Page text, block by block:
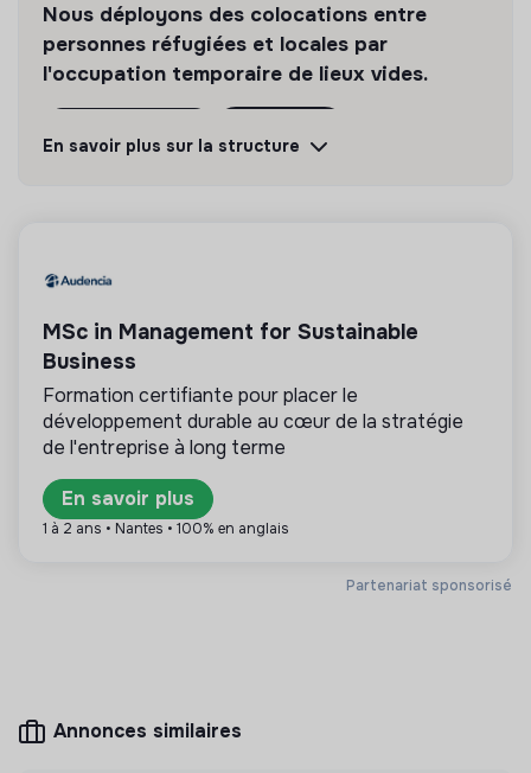
Participation à la production de documents
stratégiques :
modèles hybrides, politiques publiques…
2. Communication opérationnelle & gestion
éditoriale
Animation quotidienne des réseaux sociaux
Création et gestion du planning éditorial.
Rédaction de contenus : interviews, portraits,
Production de visuels, carrousels, vidéos courtes,
3. Production de contenus photo/vidéo & terrain
Nous déployons des colocations entre
personnes réfugiées et locales par
l'occupation temporaire de lieux vides.
Cette structure repose sur un principe de
solidarité et d’utilité sociale : son mode de
lucrativité est limitée. Il s’agit d’une association,
coopérative, fondation, mutuelle ou entreprise
ESUS.
Plus d'informations
Lien social
En savoir plus sur la structure
Partenariat sponsorisé
MSc in Management for Sustainable
Business
Formation certifiante pour placer le
développement durable au cœur de la stratégie
de l'entreprise à long terme
En savoir plus
1 à 2 ans • Nantes • 100% en anglais
Annonces similaires